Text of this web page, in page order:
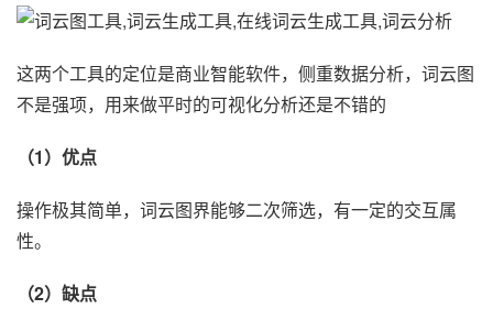
这两个工具的定位是商业智能软件，侧重数据分析，词云图
不是强项，用来做平时的可视化分析还是不错的
（1）优点
操作极其简单，词云图界能够二次筛选，有一定的交互属
性。
（2）缺点